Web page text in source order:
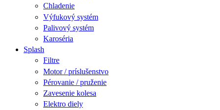
Chladenie
Výfukový systém
Palivový systém
Karoséria
Splash
Filtre
Motor / príslušenstvo
Pérovanie / pruženie
Zavesenie kolesa
Elektro diely